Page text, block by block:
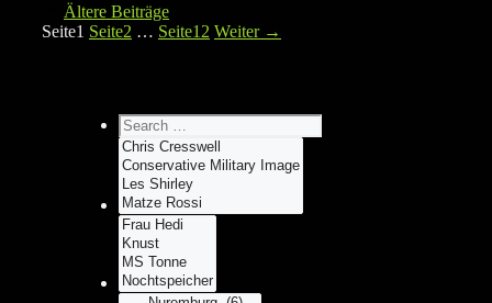
Ältere Beiträge
Seite1 Seite2 … Seite12 Weiter →